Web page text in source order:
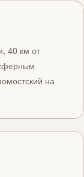
40 км от
на